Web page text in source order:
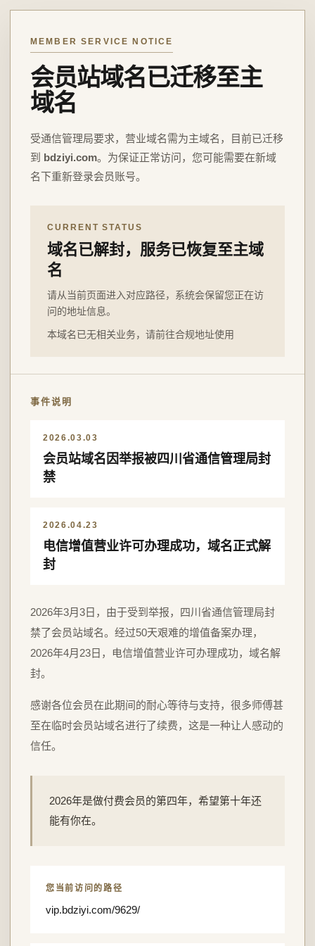
MEMBER SERVICE NOTICE
会员站域名已迁移至主
域名
受通信管理局要求，营业域名需为主域名，目前已迁移
到 bdziyi.com。为保证正常访问，您可能需要在新域
名下重新登录会员账号。
CURRENT STATUS
域名已解封，服务已恢复至主域
名
请从当前页面进入对应路径，系统会保留您正在访
问的地址信息。
本域名已无相关业务，请前往合规地址使用
事件说明
2026.03.03
会员站域名因举报被四川省通信管理局封
禁
2026.04.23
电信增值营业许可办理成功，域名正式解
封
2026年3月3日，由于受到举报，四川省通信管理局封
禁了会员站域名。经过50天艰难的增值备案办理，
2026年4月23日，电信增值营业许可办理成功，域名解
封。
感谢各位会员在此期间的耐心等待与支持，很多师傅甚
至在临时会员站域名进行了续费，这是一种让人感动的
信任。
2026年是做付费会员的第四年，希望第十年还
能有你在。
您当前访问的路径
vip.bdziyi.com/9629/